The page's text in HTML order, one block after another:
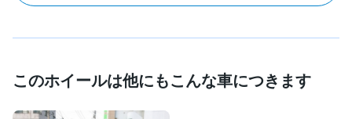
このホイールは他にもこんな車につきます